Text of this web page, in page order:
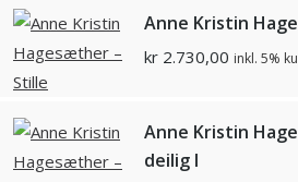
Anne Kristin
kr 2.730,00 inkl. 5%
Anne Kristin
deilig I